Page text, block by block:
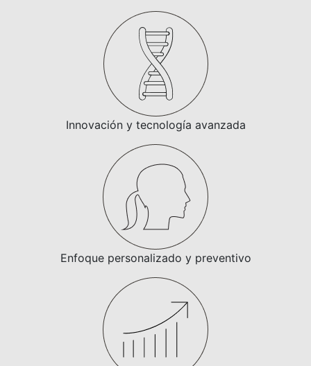
Innovación y tecnología avanzada
Enfoque personalizado y preventivo